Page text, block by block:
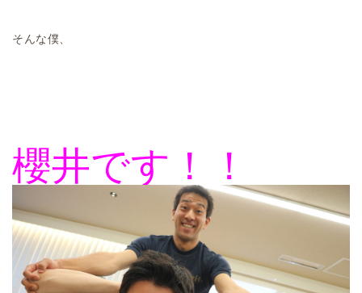
そんな僕、
櫻井です！！